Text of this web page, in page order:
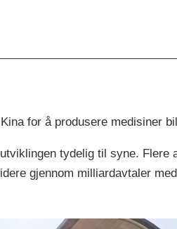
for å produsere medisiner
tydelig til syne.
gjennom milliardavtaler